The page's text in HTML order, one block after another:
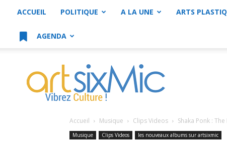
ACCUEIL POLITIQUE A LA UNE ARTS
AGENDA
artsixMic
Accueil Musique Clips Videos Shaka Ponk :
Musique Clips Videos les nouveaux albums sur artsixmic